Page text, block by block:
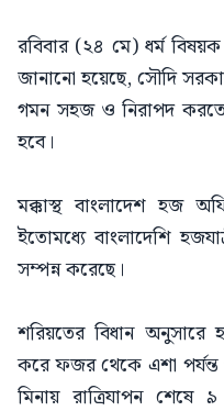
রবিবার (২৪ মে) ধর্ম
জানানো হয়েছে, সৌদি
গমন সহজ ও নিরাপদ
হবে।
মক্কাস্থ বাংলাদেশ হজ
ইতোমধ্যে বাংলাদেশি
সম্পন্ন করেছে।
শরিয়তের বিধান অনুসারে
করে ফজর থেকে এশা
মিনায় রাত্রিযাপন